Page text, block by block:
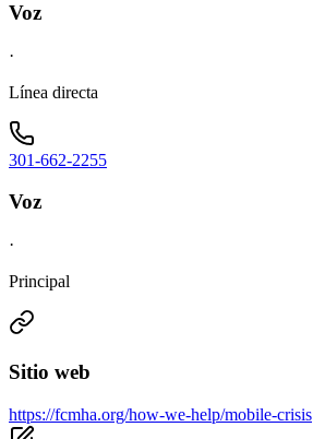
Voz
·
Línea directa
301-662-2255
Voz
·
Principal
Sitio web
https://fcmha.org/how-we-help/mobile-crisis